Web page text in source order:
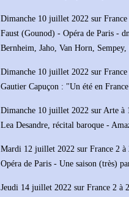
Dimanche 10 juillet 2022 sur France
Faust (Gounod) - Opéra de Paris -
Bernheim, Jaho, Van Horn,
Dimanche 10 juillet 2022 sur France
Gautier Capuçon : "Un été en
Dimanche 10 juillet 2022 sur Arte à
Lea Desandre, récital baroque -
Mardi 12 juillet 2022 sur France 2 à
Opéra de Paris - Une saison (très)
Jeudi 14 juillet 2022 sur France 2 à